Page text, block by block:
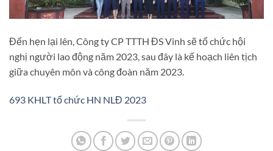
Đến hẹn lại lên, Công ty CP TTTH ĐS Vinh sẽ tổ chức hội
nghị người lao động năm 2023, sau đây là kế hoạch liên tịch
giữa chuyên môn và công đoàn năm 2023.
693 KHLT tổ chức HN NLĐ 2023